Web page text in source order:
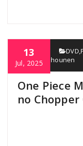
13
Jul, 2025
AlfGama DVD,
Fantasía
Shounen
One Piece
no